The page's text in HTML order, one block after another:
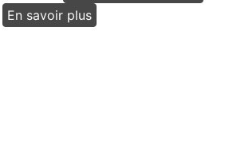
En savoir plus